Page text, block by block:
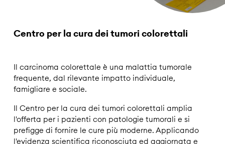
Centro per la cura dei tumori colorettali
Il carcinoma colorettale è una malattia tumorale
frequente, dal rilevante impatto individuale,
famigliare e sociale.
Il Centro per la cura dei tumori colorettali amplia
l'offerta per i pazienti con patologie tumorali e si
prefigge di fornire le cure più moderne. Applicando
l'evidenza scientifica riconosciuta ed aggiornata e